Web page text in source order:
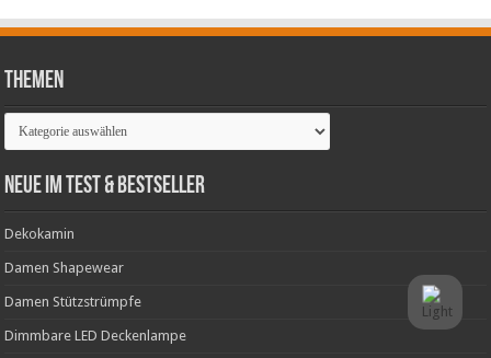
Themen
Themen
Neue im Test & Bestseller
Dekokamin
Damen Shapewear
Damen Stützstrümpfe
Dimmbare LED Deckenlampe